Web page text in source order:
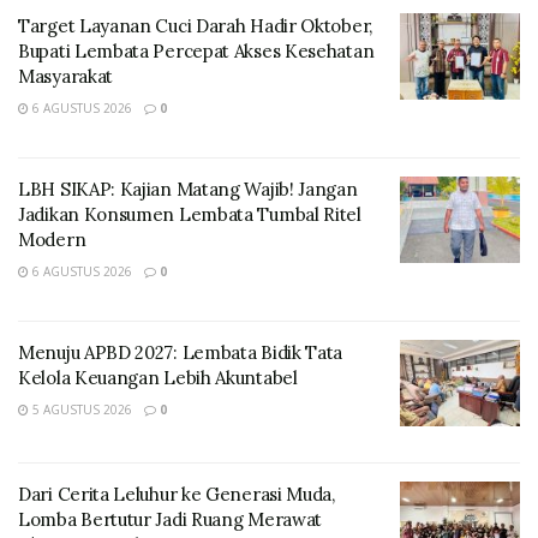
dihubungi di Yogyakarta, Sabtu [15/6].
Antonius menekankan bahwa MBG bukan sekadar
program bantuan sosial, melainkan implementasi
nyata dari hak konstitusional yang dijamin Pasal 28H
setiap orang berhak hidup sejahtera lahir dan batin,
mendapatkan lingkungan hidup yang baik dan sehat,
Target Layanan Cuci Darah Hadir Oktober,
Bupati Lembata Percepat Akses Kesehatan
Masyarakat
6 AGUSTUS 2026 0
LBH SIKAP: Kajian Matang Wajib! Jangan
Jadikan Konsumen Lembata Tumbal Ritel
Modern
6 AGUSTUS 2026 0
Menuju APBD 2027: Lembata Bidik Tata
Kelola Keuangan Lebih Akuntabel
5 AGUSTUS 2026 0
Dari Cerita Leluhur ke Generasi Muda,
Lomba Bertutur Jadi Ruang Merawat